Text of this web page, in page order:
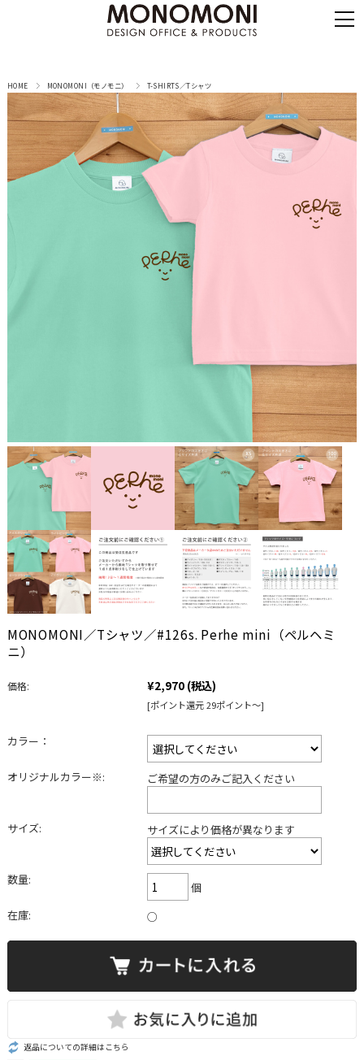
HOME MONOMONI（モノモニ） T-SHIRTS／Tシャツ
MONOMONI／Tシャツ／#126s. Perhe mini（ペルヘミ
ニ）
価格: ¥2,970 (税込)
[ポイント還元 29ポイント～]
カラー：
オリジナルカラー※: ご希望の方のみご記入ください
サイズ: サイズにより価格が異なります
数量:
個
在庫:
○
返品についての詳細はこちら